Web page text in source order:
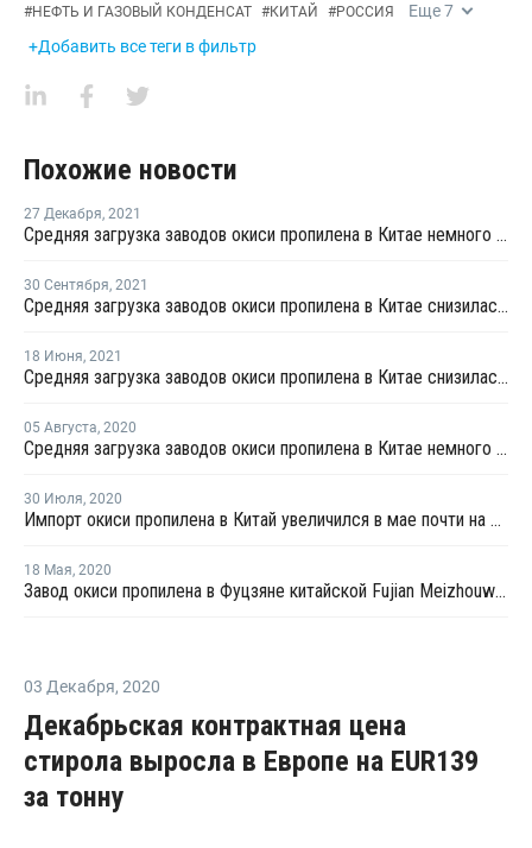
#НЕФТЬ И ГАЗОВЫЙ КОНДЕНСАТ #КИТАЙ #РОССИЯ Еще7
+Добавить все теги в фильтр
Похожие новости
27 Декабря, 2021
Средняя загрузка заводов окиси пропилена в Китае немного немного снизилась в середине декабря
30 Сентября, 2021
Средняя загрузка заводов окиси пропилена в Китае снизилась в конце сентября почти на 4%
18 Июня, 2021
Средняя загрузка заводов окиси пропилена в Китае снизилась на второй неделе июня на 4,4%
05 Августа, 2020
Средняя загрузка заводов окиси пропилена в Китае немного снизилась на четвертой неделе июля
30 Июля, 2020
Импорт окиси пропилена в Китай увеличился в мае почти на 4%
18 Мая, 2020
Завод окиси пропилена в Фуцзяне китайской Fujian Meizhouwan загружен на 50%
03 Декабря, 2020
Декабрьская контрактная цена
стирола выросла в Европе на EUR139
за тонну